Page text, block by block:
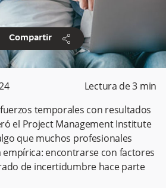
Compartir share
Lectura de3 min
temporales con resultados
el Project Management Institute
que muchos profesionales
encontrarse con factores
de incertidumbre hace parte